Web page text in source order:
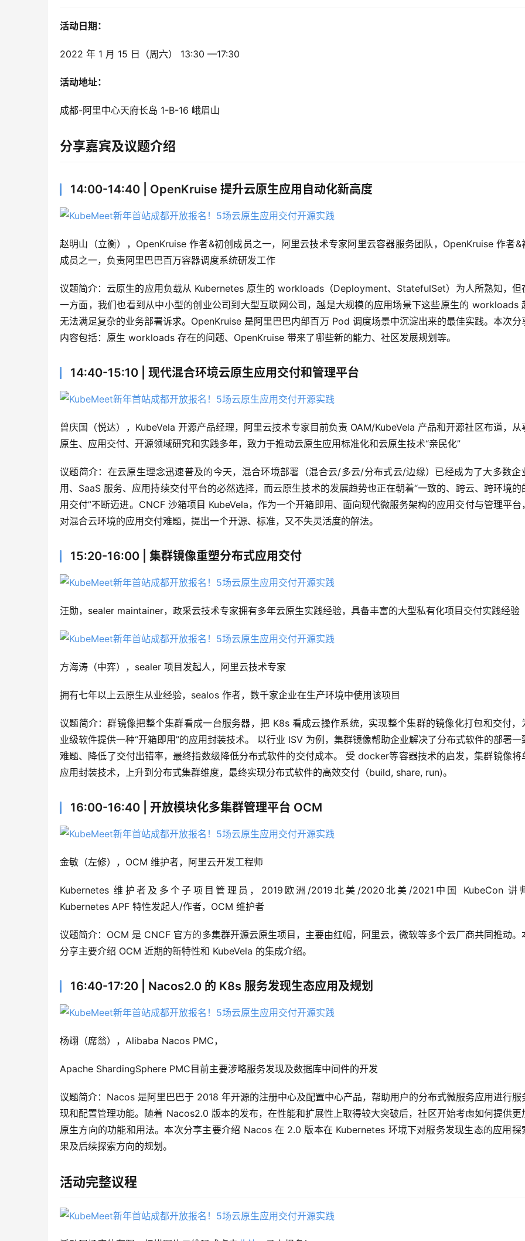
活动日期：
2022 年 1 月 15 日（周六） 13:30 —17:30
活动地址：
成都-阿里中心天府长岛 1-B-16 峨眉山
分享嘉宾及议题介绍
14:00-14:40 | OpenKruise 提升云原生应用自动化新高度
赵明山（立衡），OpenKruise 作者&初创成员之一，阿里云技术专家阿里云容器服务团队，OpenKruise 作者&
成员之一，负责阿里巴巴百万容器调度系统研发工作
议题简介：云原生的应用负载从 Kubernetes 原生的 workloads（Deployment、StatefulSet）为人所熟知，但
一方面，我们也看到从中小型的创业公司到大型互联网公司，越是大规模的应用场景下这些原生的 workloads
无法满足复杂的业务部署诉求。OpenKruise 是阿里巴巴内部百万 Pod 调度场景中沉淀出来的最佳实践。本次分
内容包括：原生 workloads 存在的问题、OpenKruise 带来了哪些新的能力、社区发展规划等。
14:40-15:10 | 现代混合环境云原生应用交付和管理平台
曾庆国（悦达），KubeVela 开源产品经理，阿里云技术专家目前负责 OAM/KubeVela 产品和开源社区布道，从
原生、应用交付、开源领域研究和实践多年，致力于推动云原生应用标准化和云原生技术“亲民化”
议题简介：在云原生理念迅速普及的今天，混合环境部署（混合云/多云/分布式云/边缘）已经成为了大多数企
用、SaaS 服务、应用持续交付平台的必然选择，而云原生技术的发展趋势也正在朝着“一致的、跨云、跨环境的
用交付”不断迈进。CNCF 沙箱项目 KubeVela，作为一个开箱即用、面向现代微服务架构的应用交付与管理平台
对混合云环境的应用交付难题，提出一个开源、标准，又不失灵活度的解法。
15:20-16:00 | 集群镜像重塑分布式应用交付
汪勋，sealer maintainer，政采云技术专家拥有多年云原生实践经验，具备丰富的大型私有化项目交付实践经验
方海涛（中弈），sealer 项目发起人，阿里云技术专家
拥有七年以上云原生从业经验，sealos 作者，数千家企业在生产环境中使用该项目
议题简介：群镜像把整个集群看成一台服务器，把 K8s 看成云操作系统，实现整个集群的镜像化打包和交付，
业级软件提供一种“开箱即用”的应用封装技术。 以行业 ISV 为例，集群镜像帮助企业解决了分布式软件的部署一
难题、降低了交付出错率，最终指数级降低分布式软件的交付成本。 受 docker等容器技术的启发，集群镜像将
应用封装技术，上升到分布式集群维度，最终实现分布式软件的高效交付（build, share, run)。
16:00-16:40 | 开放模块化多集群管理平台 OCM
金敏（左修），OCM 维护者，阿里云开发工程师
Kubernetes 维护者及多个子项目管理员，2019欧洲/2019北美/2020北美/2021中国 KubeCon 讲
Kubernetes APF 特性发起人/作者，OCM 维护者
议题简介：OCM 是 CNCF 官方的多集群开源云原生项目，主要由红帽，阿里云，微软等多个云厂商共同推动。
分享主要介绍 OCM 近期的新特性和 KubeVela 的集成介绍。
16:40-17:20 | Nacos2.0 的 K8s 服务发现生态应用及规划
杨翊（席翁），Alibaba Nacos PMC，
Apache ShardingSphere PMC目前主要涉略服务发现及数据库中间件的开发
议题简介：Nacos 是阿里巴巴于 2018 年开源的注册中心及配置中心产品，帮助用户的分布式微服务应用进行服
现和配置管理功能。随着 Nacos2.0 版本的发布，在性能和扩展性上取得较大突破后，社区开始考虑如何提供更
原生方向的功能和用法。本次分享主要介绍 Nacos 在 2.0 版本在 Kubernetes 环境下对服务发现生态的应用探
果及后续探索方向的规划。
活动完整议程